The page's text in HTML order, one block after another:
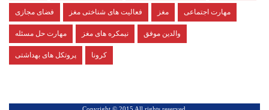
فضای مجازی فعالیت های شناختی مغز مغز مهارت اجتماعی
مهارت حل مسئله نیمکره های مغز والدین موفق
پروتکل های بهداشتی کرونا